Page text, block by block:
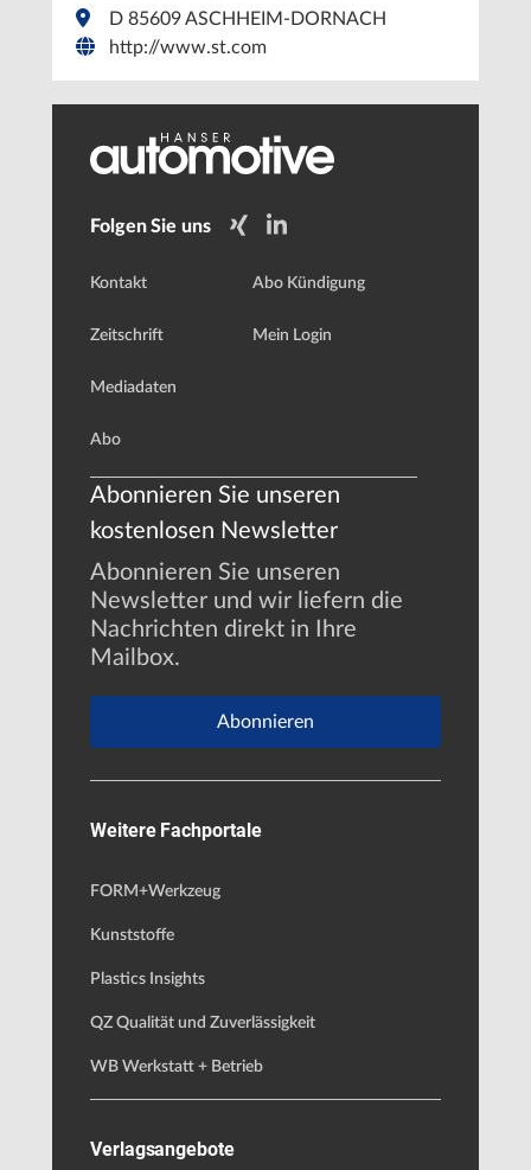
D 85609 ASCHHEIM-DORNACH
http://www.st.com
Folgen Sie uns
Kontakt
Zeitschrift
Mediadaten
Abo
Abo Kündigung
Mein Login
Abonnieren Sie unseren
kostenlosen Newsletter
Abonnieren Sie unseren
Newsletter und wir liefern die
Nachrichten direkt in Ihre
Mailbox.
Abonnieren
Weitere Fachportale
FORM+Werkzeug
Kunststoffe
Plastics Insights
QZ Qualität und Zuverlässigkeit
WB Werkstatt + Betrieb
Verlagsangebote